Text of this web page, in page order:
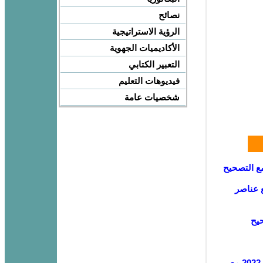
التصحيح
عناصر
نصائح
الرؤية الاستراتيجية
الأكاديميات الجهوية
التعبير الكتابي
فيديوهات التعليم
شخصيات عامة